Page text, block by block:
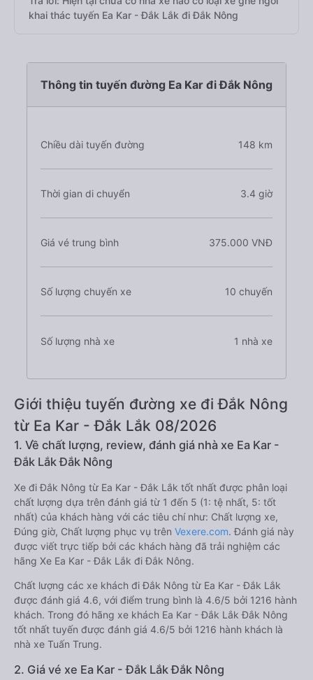
khai thác tuyến Ea Kar - Đắk Lắk đi Đắk Nông
Thông tin tuyến đường Ea Kar đi Đắk Nông
Chiều dài tuyến đường 148 km
Thời gian di chuyển 3.4 giờ
Giá vé trung bình 375.000 VNĐ
Số lượng chuyến xe 10 chuyến
Số lượng nhà xe 1 nhà xe
Giới thiệu tuyến đường xe đi Đắk Nông
từ Ea Kar - Đắk Lắk 08/2026
1. Về chất lượng, review, đánh giá nhà xe Ea Kar -
Đắk Lắk Đắk Nông
Xe đi Đắk Nông từ Ea Kar - Đắk Lắk tốt nhất được phân loại
chất lượng dựa trên đánh giá từ 1 đến 5 (1: tệ nhất, 5: tốt
nhất) của khách hàng với các tiêu chí như: Chất lượng xe,
Đúng giờ, Chất lượng phục vụ trên Vexere.com. Đánh giá này
được viết trực tiếp bởi các khách hàng đã trải nghiệm các
hãng Xe Ea Kar - Đắk Lắk đi Đắk Nông.
Chất lượng các xe khách đi Đắk Nông từ Ea Kar - Đắk Lắk
được đánh giá 4.6, với điểm trung bình là 4.6/5 bởi 1216 hành
khách. Trong đó hãng xe khách Ea Kar - Đắk Lắk Đắk Nông
tốt nhất tuyến được đánh giá 4.6/5 bởi 1216 hành khách là
nhà xe Tuấn Trung.
2. Giá vé xe Ea Kar - Đắk Lắk Đắk Nông